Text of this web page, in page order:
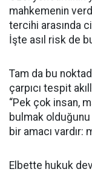
mahkemenin
tercihi arasında
İşte asıl risk de
Tam da bu
çarpıcı tespit
“Pek çok insan,
bulmak
bir amacı
Elbette hukuk